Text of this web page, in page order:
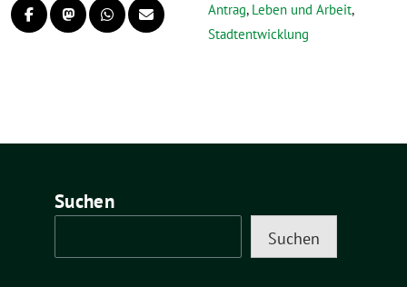
Antrag, Leben und Arbeit,
Stadtentwicklung
Suchen
Suchen